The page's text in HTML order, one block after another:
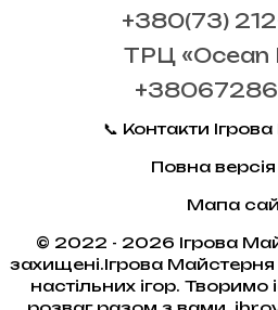
+380(73)
ТРЦ «Ocean
📞 Контакти
Повна
Мапа
© 2022 - 2026 Ігрова
захищені.Ігрова
настільних ігор. Творимо